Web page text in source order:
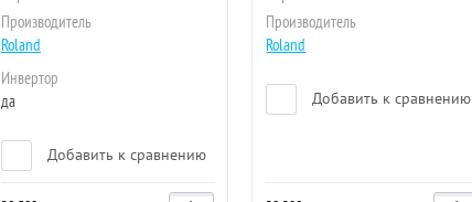
Производитель
Roland
Инвертор
да
Добавить к сравнению
Производитель
Roland
Добавить к сравнению